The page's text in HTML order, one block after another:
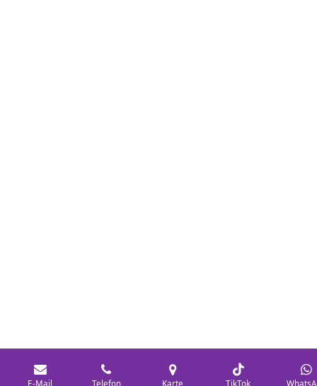
E-Mail Telefon Karte TikTok